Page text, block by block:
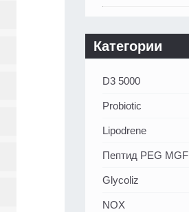
Категории
D3 5000
Probiotic
Lipodrene
Пептид PEG MGF
Glycoliz
NOX